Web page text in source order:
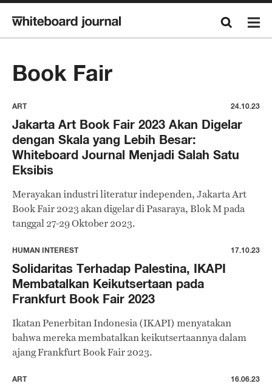
Book Fair
ART 24.10.23
Jakarta Art Book Fair 2023 Akan Digelar
dengan Skala yang Lebih Besar:
Whiteboard Journal Menjadi Salah Satu
Eksibis
Merayakan industri literatur independen, Jakarta Art
Book Fair 2023 akan digelar di Pasaraya, Blok M pada
tanggal 27-29 Oktober 2023.
HUMAN INTEREST 17.10.23
Solidaritas Terhadap Palestina, IKAPI
Membatalkan Keikutsertaan pada
Frankfurt Book Fair 2023
Ikatan Penerbitan Indonesia (IKAPI) menyatakan
bahwa mereka membatalkan keikutsertaannya dalam
ajang Frankfurt Book Fair 2023.
ART 16.06.23